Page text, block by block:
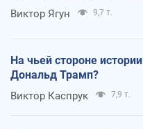
Виктор Ягун 9,7 т.
На чьей стороне
Дональд Трамп?
Виктор Каспрук 7,9 т.